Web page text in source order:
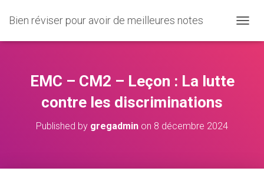
Bien réviser pour avoir de meilleures notes
U
EMC – CM2 – Leçon : La lutte
contre les discriminations
Published by gregadmin on 8 décembre 2024